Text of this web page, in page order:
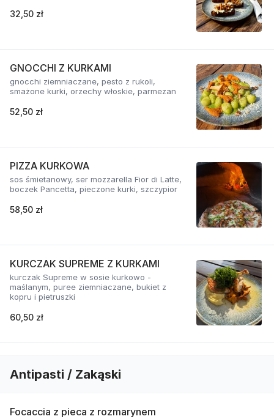
32,50 zł
GNOCCHI Z KURKAMI
gnocchi ziemniaczane, pesto z rukoli,
smażone kurki, orzechy włoskie, parmezan
52,50 zł
PIZZA KURKOWA
sos śmietanowy, ser mozzarella Fior di Latte,
boczek Pancetta, pieczone kurki, szczypior
58,50 zł
KURCZAK SUPREME Z KURKAMI
kurczak Supreme w sosie kurkowo -
maślanym, puree ziemniaczane, bukiet z
kopru i pietruszki
60,50 zł
Antipasti / Zakąski
Focaccia z pieca z rozmarynem